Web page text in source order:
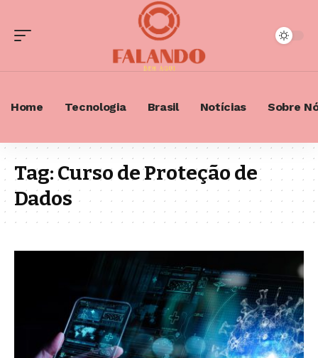
Home Tecnologia Brasil Notícias Sobre
Tag:Curso de Proteção de
Dados